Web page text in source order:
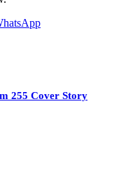
255 Cover Story